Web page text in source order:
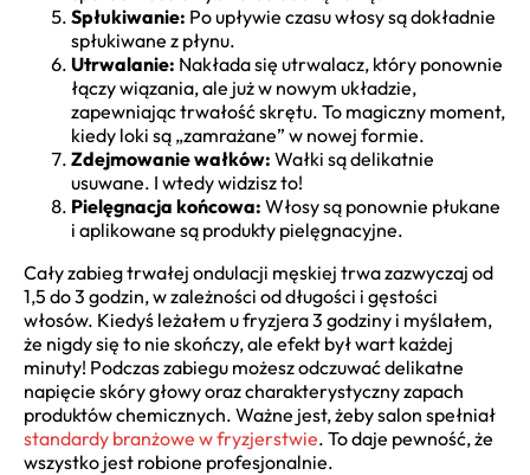
Spłukiwanie: Po upływie czasu włosy są dokładnie
spłukiwane z płynu.
Utrwalanie: Nakłada się utrwalacz, który ponownie
łączy wiązania, ale już w nowym układzie,
zapewniając trwałość skrętu. To magiczny moment,
kiedy loki są „zamrażane” w nowej formie.
Zdejmowanie wałków: Wałki są delikatnie
usuwane. I wtedy widzisz to!
Pielęgnacja końcowa: Włosy są ponownie płukane
i aplikowane są produkty pielęgnacyjne.
Cały zabieg trwałej ondulacji męskiej trwa zazwyczaj od
1,5 do 3 godzin, w zależności od długości i gęstości
włosów. Kiedyś leżałem u fryzjera 3 godziny i myślałem,
że nigdy się to nie skończy, ale efekt był wart każdej
minuty! Podczas zabiegu możesz odczuwać delikatne
napięcie skóry głowy oraz charakterystyczny zapach
produktów chemicznych. Ważne jest, żeby salon spełniał
standardy branżowe w fryzjerstwie. To daje pewność, że
wszystko jest robione profesjonalnie.